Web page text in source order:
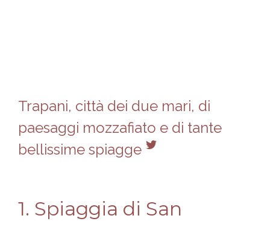
Trapani, città dei due mari, di
paesaggi mozzafiato e di tante
bellissime spiagge
1. Spiaggia di San